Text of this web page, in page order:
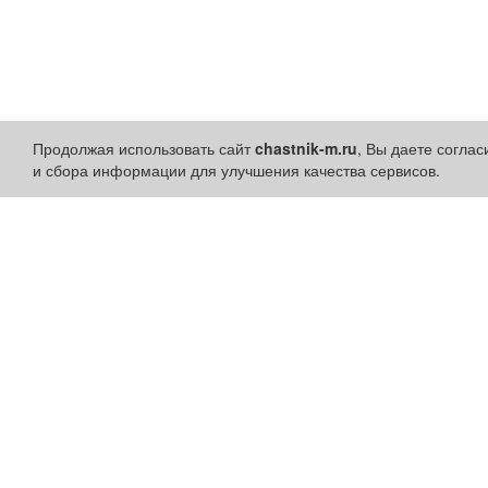
Продолжая использовать сайтchastnik-m.ru, Вы даете
и сбора информации для улучшения качества сервисов.